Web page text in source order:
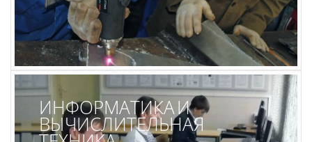
ИНФОРМАТИКА И
ВЫЧИСЛИТЕЛЬНАЯ